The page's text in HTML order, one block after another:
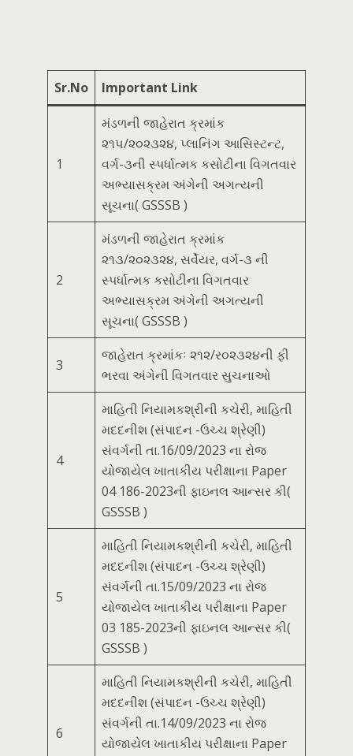
Sr.No Important Link
1
મંડળની જાહેરાત ક્રમાંક
૨૧૫/૨૦૨૩૨૪, પ્લાનિંગ આસિસ્ટન્ટ,
વર્ગ-૩ની સ્પર્ધાત્મક કસોટીના વિગતવાર
અભ્યાસક્રમ અંગેની અગત્યની
સૂચના( GSSSB )
2
મંડળની જાહેરાત ક્રમાંક
૨૧૩/૨૦૨૩૨૪, સર્વેયર, વર્ગ-૩ ની
સ્પર્ધાત્મક કસોટીના વિગતવાર
અભ્યાસક્રમ અંગેની અગત્યની
સૂચના( GSSSB )
3
જાહેરાત ક્રમાંકઃ ૨૧૨/ર૦૨૩૨૪ની ફી
ભરવા અંગેની વિગતવાર સુચનાઓ
4
માહિતી નિયામકશ્રીની કચેરી, માહિતી
મદદનીશ (સંપાદન -ઉચ્ચ શ્રેણી)
સંવર્ગની તા.16/09/2023 ના રોજ
યોજાયેલ ખાતાકીય પરીક્ષાના Paper
04 186-2023ની ફાઇનલ આન્સર કી(
GSSSB )
5
માહિતી નિયામકશ્રીની કચેરી, માહિતી
મદદનીશ (સંપાદન -ઉચ્ચ શ્રેણી)
સંવર્ગની તા.15/09/2023 ના રોજ
યોજાયેલ ખાતાકીય પરીક્ષાના Paper
03 185-2023ની ફાઇનલ આન્સર કી(
GSSSB )
6
માહિતી નિયામકશ્રીની કચેરી, માહિતી
મદદનીશ (સંપાદન -ઉચ્ચ શ્રેણી)
સંવર્ગની તા.14/09/2023 ના રોજ
યોજાયેલ ખાતાકીય પરીક્ષાના Paper